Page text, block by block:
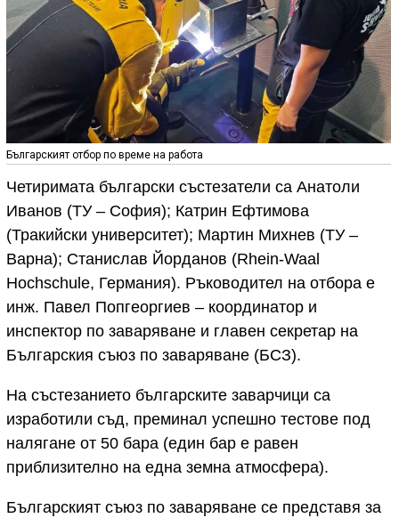
Българският отбор по време на работа
Четиримата български състезатели са Анатоли
Иванов (ТУ – София); Катрин Ефтимова
(Тракийски университет); Мартин Михнев (ТУ –
Варна); Станислав Йорданов (Rhein-Waal
Hochschule, Германия). Ръководител на отбора е
инж. Павел Попгеоргиев – координатор и
инспектор по заваряване и главен секретар на
Българския съюз по заваряване (БСЗ).
На състезанието българските заварчици са
изработили съд, преминал успешно тестове под
налягане от 50 бара (един бар е равен
приблизително на една земна атмосфера).
Българският съюз по заваряване се представя за